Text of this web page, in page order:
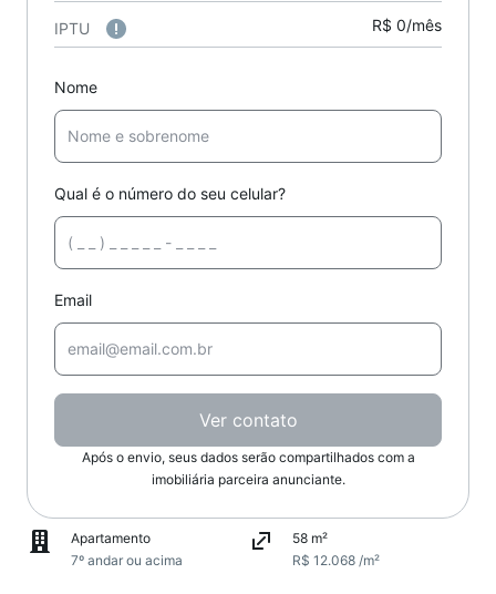
IPTU R$ 0/mês
Nome
Qual é o número do seu celular?
Email
Ver contato
Após o envio, seus dados serão compartilhados com a
imobiliária parceira anunciante.
Apartamento
7º andar ou acima
58 m²
R$ 12.068 /m²